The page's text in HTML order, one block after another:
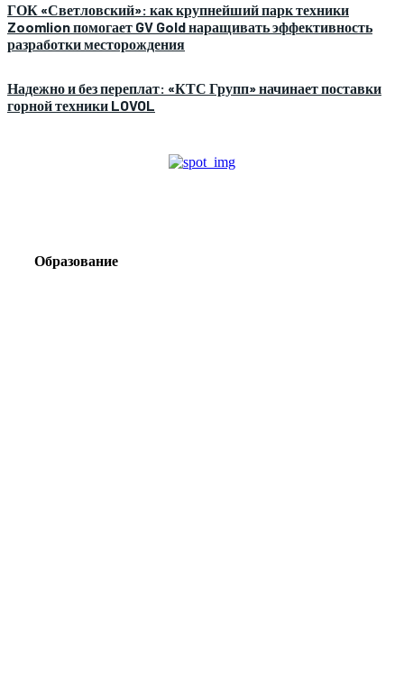
ГОК «Светловский»: как крупнейший парк техники
Zoomlion помогает GV Gold наращивать эффективность
разработки месторождения
Надежно и без переплат: «КТС Групп» начинает поставки
горной техники LOVOL
Образование